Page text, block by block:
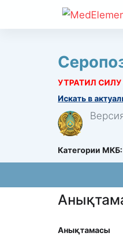
УТРАТИЛ
Искать в
Категории МКБ:
Анықтамасы